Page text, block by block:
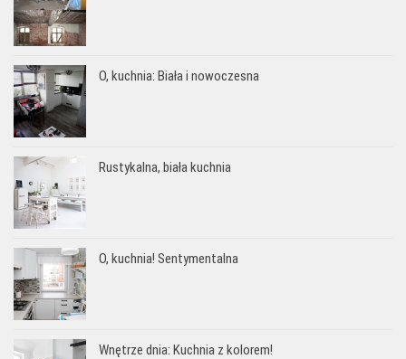
O, kuchnia: Biała i nowoczesna
Rustykalna, biała kuchnia
O, kuchnia! Sentymentalna
Wnętrze dnia: Kuchnia z kolorem!